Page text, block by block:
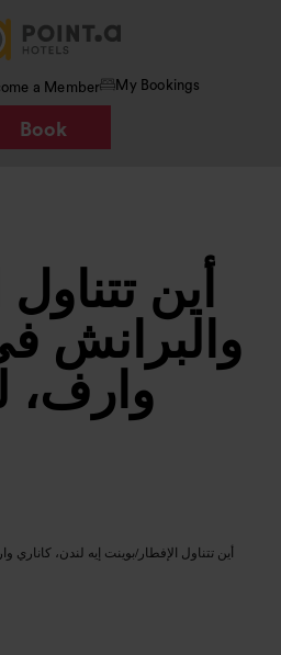
a Member My Bookings
Book
أين تتناول
والبرانش
وارف،
بوينت إيه لندن، كاناري/ أين تتناول الإفطار